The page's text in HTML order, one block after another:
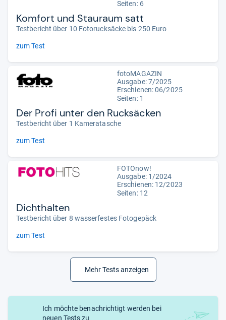
Seiten: 6
Komfort und Stauraum satt
Testbericht über 10 Fotorucksäcke bis 250 Euro
zum Test
fotoMAGAZIN
Ausgabe: 7/2025
Erschienen: 06/2025
Seiten: 1
Der Profi unter den Rucksäcken
Testbericht über 1 Kameratasche
zum Test
FOTOnow!
Ausgabe: 1/2024
Erschienen: 12/2023
Seiten: 12
Dichthalten
Testbericht über 8 wasserfestes Fotogepäck
zum Test
Mehr Tests anzeigen
Ich möchte benachrichtigt werden bei
neuen Tests zu